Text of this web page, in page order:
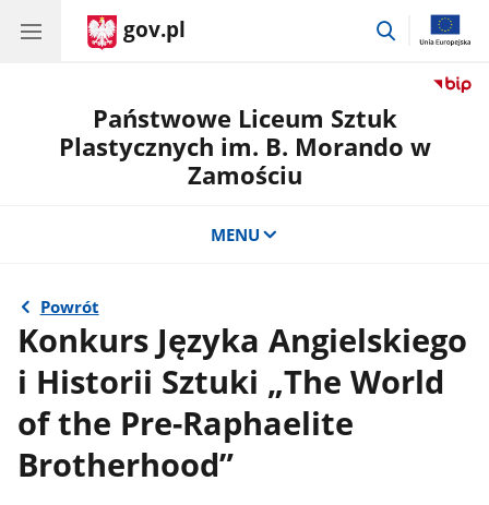
gov.pl
przejdź
Państwowe Liceum Sztuk
Plastycznych im. B. Morando w
Zamościu
MENU
Powrót
Konkurs Języka Angielskiego
i Historii Sztuki „The World
of the Pre-Raphaelite
Brotherhood”